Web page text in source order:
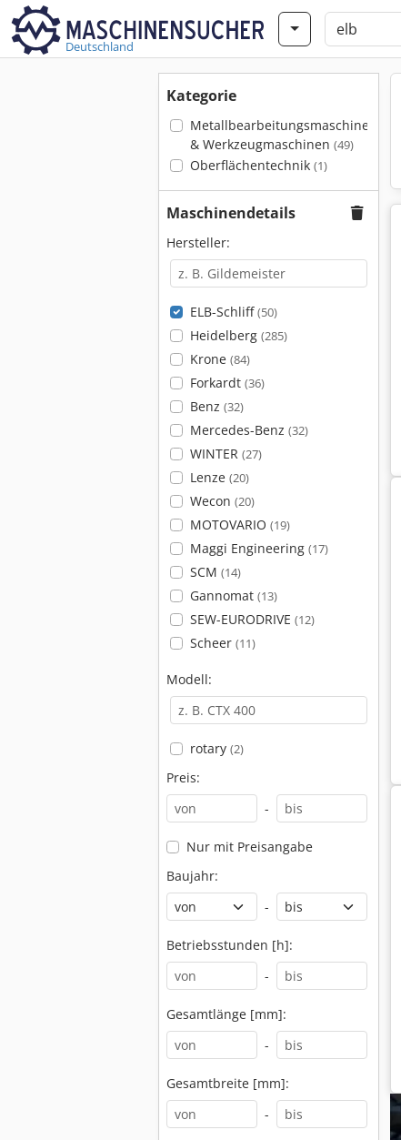
Deutschland
Kategorie
Metallbearbeitungsmaschinen
& Werkzeugmaschinen (49)
Oberflächentechnik (1)
Maschinendetails
Hersteller:
ELB-Schliff(50)
Heidelberg (285)
Krone (84)
Forkardt (36)
Benz (32)
Mercedes-Benz (32)
WINTER (27)
Lenze (20)
Wecon (20)
MOTOVARIO (19)
Maggi Engineering (17)
SCM (14)
Gannomat (13)
SEW-EURODRIVE (12)
Scheer (11)
Modell:
rotary (2)
Preis:
-
Nur mit Preisangabe
Baujahr:
-
Betriebsstunden [h]:
-
Gesamtlänge [mm]:
-
Gesamtbreite [mm]:
-